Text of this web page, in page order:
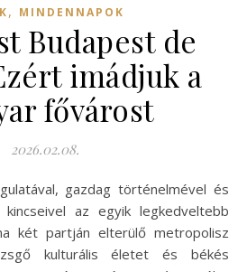
, MINDENNAPOK
Budapest de
imádjuk a
fővárost
2026.02.08.
az egyik legkedveltebb
két partján elterülő metropolisz
kulturális életet és békés